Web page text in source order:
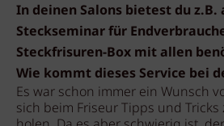
In deinen Salons bietest du z.B.
Steckseminar für
Steckfrisuren-Box mit allen
Wie kommt dieses Service bei
Es war schon immer ein Wunsch
sich beim Friseur Tipps und